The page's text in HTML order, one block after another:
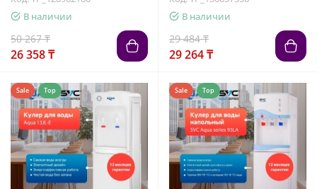
В наличии
50 267 ₸
26 358 ₸
В наличии
29 484 ₸
29 264 ₸
Sale Top Sale Top